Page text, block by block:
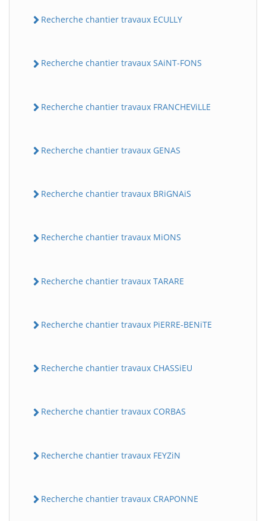
Recherche chantier travaux ECULLY
Recherche chantier travaux SAiNT-FONS
Recherche chantier travaux FRANCHEViLLE
Recherche chantier travaux GENAS
Recherche chantier travaux BRiGNAiS
Recherche chantier travaux MiONS
Recherche chantier travaux TARARE
Recherche chantier travaux PiERRE-BENiTE
Recherche chantier travaux CHASSiEU
Recherche chantier travaux CORBAS
Recherche chantier travaux FEYZiN
Recherche chantier travaux CRAPONNE